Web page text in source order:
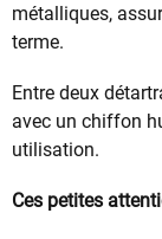
métalliques,
terme.
Entre deux
avec un chiffon
utilisation.
Ces petites